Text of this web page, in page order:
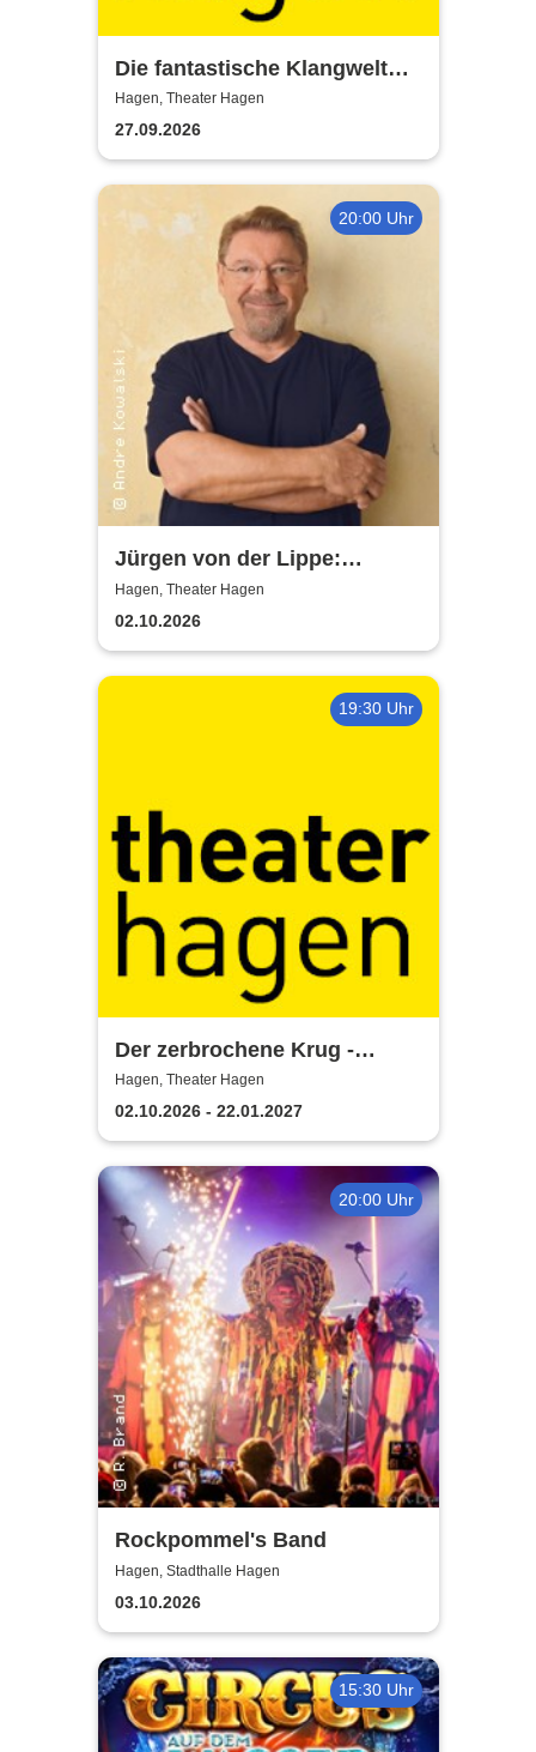
Die fantastische Klangwelt
des Akkordeons - Theater
Hagen
Hagen, Theater Hagen
27.09.2026
20:00 Uhr
Jürgen von der Lippe:
Sextextsextett - Comedy-
Lesung
Hagen, Theater Hagen
02.10.2026
19:30 Uhr
Der zerbrochene Krug -
Theater Hagen
Hagen, Theater Hagen
02.10.2026 - 22.01.2027
20:00 Uhr
Rockpommel's Band
Hagen, Stadthalle Hagen
03.10.2026
15:30 Uhr